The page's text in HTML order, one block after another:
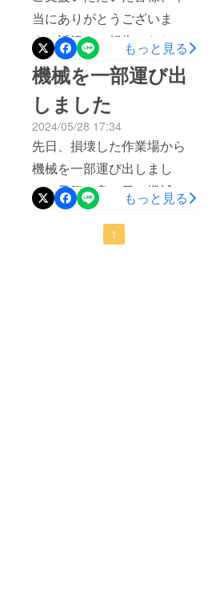
当にありがとうございま
す。近況をご報告いたしま
す。こちらは損壊した作業
場から先日運び出した機械
のうちの一つ、「ホゾ取り
機」というものです。今回
の地震で倒れて、丸ノコ部
分を上下させるためのゼン
マイが割れてしまいまし
た。この機械はもう50年ほ
ど使ってきたもので、今は
もっと見る
機械を一部運び出
しました
2024/05/28 17:34
先日、損壊した作業場から
機械を一部運び出しまし
た。天気の良い日に機械屋
さんのユニック車をチャー
ターして、傾いた建物に注
もっと見る
1